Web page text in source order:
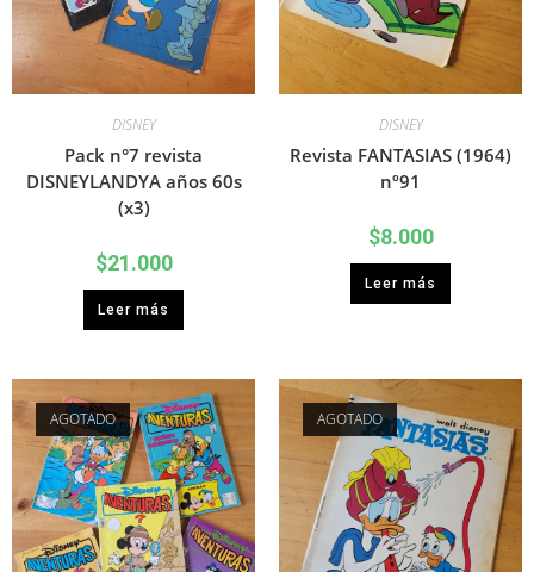
DISNEY
Pack n°7 revista
DISNEYLANDYA años 60s
(x3)
$21.000
Leer más
DISNEY
Revista FANTASIAS (1964)
nº91
$8.000
Leer más
AGOTADO AGOTADO